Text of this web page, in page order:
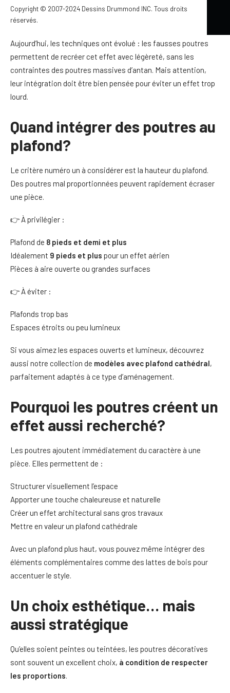
Copyright © 2007-2024 Dessins Drummond INC. Tous droits
réservés.
maximiser la hauteur, la lumière et l’effet spectaculaire des
poutres.
Aujourd’hui, les techniques ont évolué : les fausses poutres
permettent de recréer cet effet avec légèreté, sans les
contraintes des poutres massives d’antan. Mais attention,
leur intégration doit être bien pensée pour éviter un effet trop
lourd.
Quand intégrer des poutres au
plafond?
Le critère numéro un à considérer est la hauteur du plafond.
Des poutres mal proportionnées peuvent rapidement écraser
une pièce.
👉 À privilégier :
Plafond de 8 pieds et demi et plus
Idéalement 9 pieds et plus pour un effet aérien
Pièces à aire ouverte ou grandes surfaces
👉 À éviter :
Plafonds trop bas
Espaces étroits ou peu lumineux
Si vous aimez les espaces ouverts et lumineux, découvrez
aussi notre collection de modèles avec plafond cathédral,
parfaitement adaptés à ce type d’aménagement.
Pourquoi les poutres créent un
effet aussi recherché?
Les poutres ajoutent immédiatement du caractère à une
pièce. Elles permettent de :
Structurer visuellement l’espace
Apporter une touche chaleureuse et naturelle
Créer un effet architectural sans gros travaux
Mettre en valeur un plafond cathédrale
Avec un plafond plus haut, vous pouvez même intégrer des
éléments complémentaires comme des lattes de bois pour
accentuer le style.
Un choix esthétique… mais
aussi stratégique
Qu’elles soient peintes ou teintées, les poutres décoratives
sont souvent un excellent choix, à condition de respecter
les proportions.